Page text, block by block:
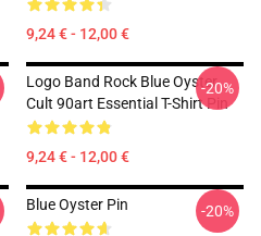
9,24 € - 12,00 €
Logo Band Rock Blue Oyster
Cult 90art Essential T-Shirt Pin
9,24 € - 12,00 €
-20%
Blue Oyster Pin -20%